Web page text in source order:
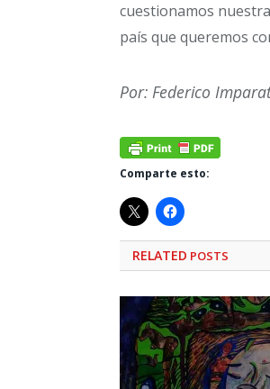
cuestionamos
país que queremos
Por: Federico
Comparte esto:
RELATED POSTS